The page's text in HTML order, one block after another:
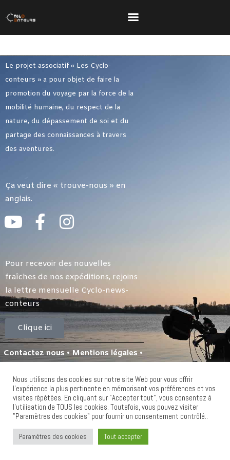
Accueil
Se Préparer
S’inspirer
Le projet associatif « Les Cyclo-
conteurs » a pour objet de faire la
promotion du voyage par la force de la
mobilité humaine, du respect de la
nature, du dépassement de soi et du
partage des connaissances à travers
des aventures.
Ça veut dire « trouve-nous » en
anglais.
Pour recevoir des nouvelles
fraîches de nos expéditions, rejoins
la lettre mensuelle Cyclo-news-
conteurs
Clique ici
Contactez nous • Mentions légales •
confidentialité
LESCYCLOCONTEURS.COM © COPYRIGHT
2023 – TOUS DROITS RÉSERVÉS
Nous utilisons des cookies sur notre site Web pour vous offrir
l'expérience la plus pertinente en mémorisant vos préférences et vos
visites répétées. En cliquant sur "Accepter tout", vous consentez à
l'utilisation de TOUS les cookies. Toutefois, vous pouvez visiter
"Paramètres des cookies" pour fournir un consentement contrôlé..
Paramètres des cookies Tout accepter